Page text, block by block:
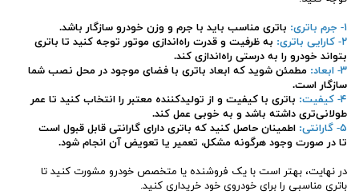
۱- جرم باتری:
باتری مناسب باید با جرم و وزن خودرو سازگار باشد.
۲- کارایی باتری:
به ظرفیت و قدرت راه‌اندازی موتور توجه کنید تا باتری
بتواند خودرو را به درستی راه‌اندازی کند.
۳- ابعاد:
مطمئن شوید که ابعاد باتری با فضای موجود در محل نصب شما
سازگار است.
۴- کیفیت:
باتری با کیفیت و از تولیدکننده معتبر را انتخاب کنید تا عمر
طولانی‌تری داشته باشد و به خوبی عمل کند.
۵- گارانتی:
اطمینان حاصل کنید که باتری دارای گارانتی قابل قبول است
تا در صورت وجود هرگونه مشکل، تعمیر یا تعویض آن انجام شود.
در نهایت، بهتر است با یک فروشنده یا متخصص خودرو مشورت کنید تا
باتری مناسبی را برای خودروی خود خریداری کنید.